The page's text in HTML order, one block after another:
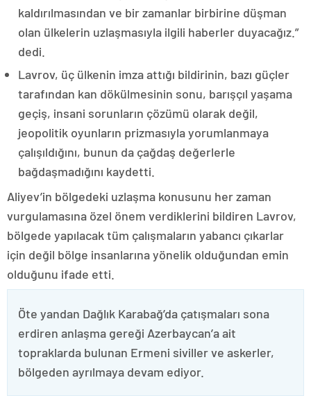
kaldırılmasından ve bir zamanlar birbirine düşman
olan ülkelerin uzlaşmasıyla ilgili haberler duyacağız.”
dedi.
Lavrov, üç ülkenin imza attığı bildirinin, bazı güçler
tarafından kan dökülmesinin sonu, barışçıl yaşama
geçiş, insani sorunların çözümü olarak değil,
jeopolitik oyunların prizmasıyla yorumlanmaya
çalışıldığını, bunun da çağdaş değerlerle
bağdaşmadığını kaydetti.
Aliyev’in bölgedeki uzlaşma konusunu her zaman
vurgulamasına özel önem verdiklerini bildiren Lavrov,
bölgede yapılacak tüm çalışmaların yabancı çıkarlar
için değil bölge insanlarına yönelik olduğundan emin
olduğunu ifade etti.
Öte yandan Dağlık Karabağ’da çatışmaları sona
erdiren anlaşma gereği Azerbaycan’a ait
topraklarda bulunan Ermeni siviller ve askerler,
bölgeden ayrılmaya devam ediyor.